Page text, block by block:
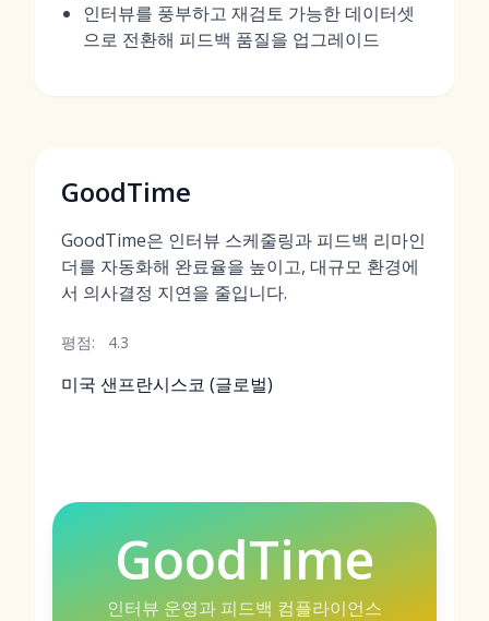
인터뷰를 풍부하고 재검토 가능한 데이터셋
으로 전환해 피드백 품질을 업그레이드
GoodTime
GoodTime은 인터뷰 스케줄링과 피드백 리마인
더를 자동화해 완료율을 높이고, 대규모 환경에
서 의사결정 지연을 줄입니다.
평점: 4.3
미국 샌프란시스코 (글로벌)
GoodTime
인터뷰 운영과 피드백 컴플라이언스